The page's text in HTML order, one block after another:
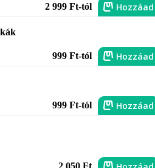
2 999 Ft-tól Hozzáad
999 Ft-tól Hozzáad
999 Ft-tól Hozzáad